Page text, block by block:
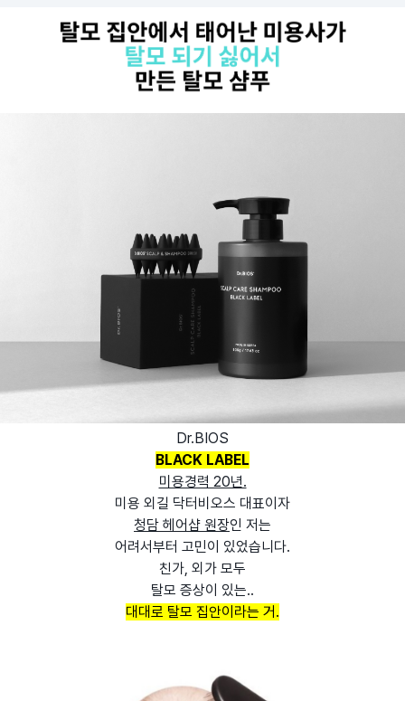
Dr.BIOS
BLACK LABEL
미용경력 20년.
미용 외길 닥터비오스 대표이자
청담 헤어샵 원장인 저는
어려서부터 고민이 있었습니다.
친가, 외가 모두
탈모 증상이 있는..
대대로 탈모 집안이라는 거.